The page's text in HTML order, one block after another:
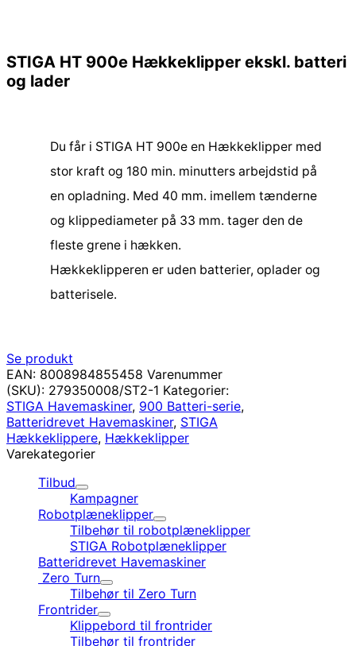
STIGA HT 900e Hækkeklipper ekskl. batteri
og lader
Du får i STIGA HT 900e en Hækkeklipper med
stor kraft og 180 min. minutters arbejdstid på
en opladning. Med 40 mm. imellem tænderne
og klippediameter på 33 mm. tager den de
fleste grene i hækken.
Hækkeklipperen er uden batterier, oplader og
batterisele.
Se produkt
EAN: 8008984855458 Varenummer
(SKU): 279350008/ST2-1 Kategorier:
STIGA Havemaskiner, 900 Batteri-serie,
Batteridrevet Havemaskiner, STIGA
Hækkeklippere, Hækkeklipper
Varekategorier
Tilbud
Kampagner
Robotplæneklipper
Tilbehør til robotplæneklipper
STIGA Robotplæneklipper
Batteridrevet Havemaskiner
Zero Turn
Tilbehør til Zero Turn
Frontrider
Klippebord til frontrider
Tilbehør til frontrider